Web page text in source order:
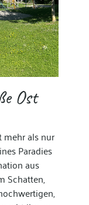
Ost
mehr als nur
Paradies
aus
Schatten,